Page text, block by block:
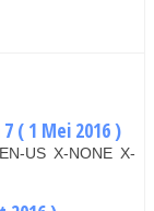
( 1 Mei 2016 )
US X-NONE X-